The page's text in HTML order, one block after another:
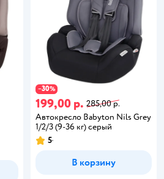
−30%
199,00 р. 285,00 р.
Автокресло Babyton Nils Grey
1/2/3 (9-36 кг) серый
5
В корзину